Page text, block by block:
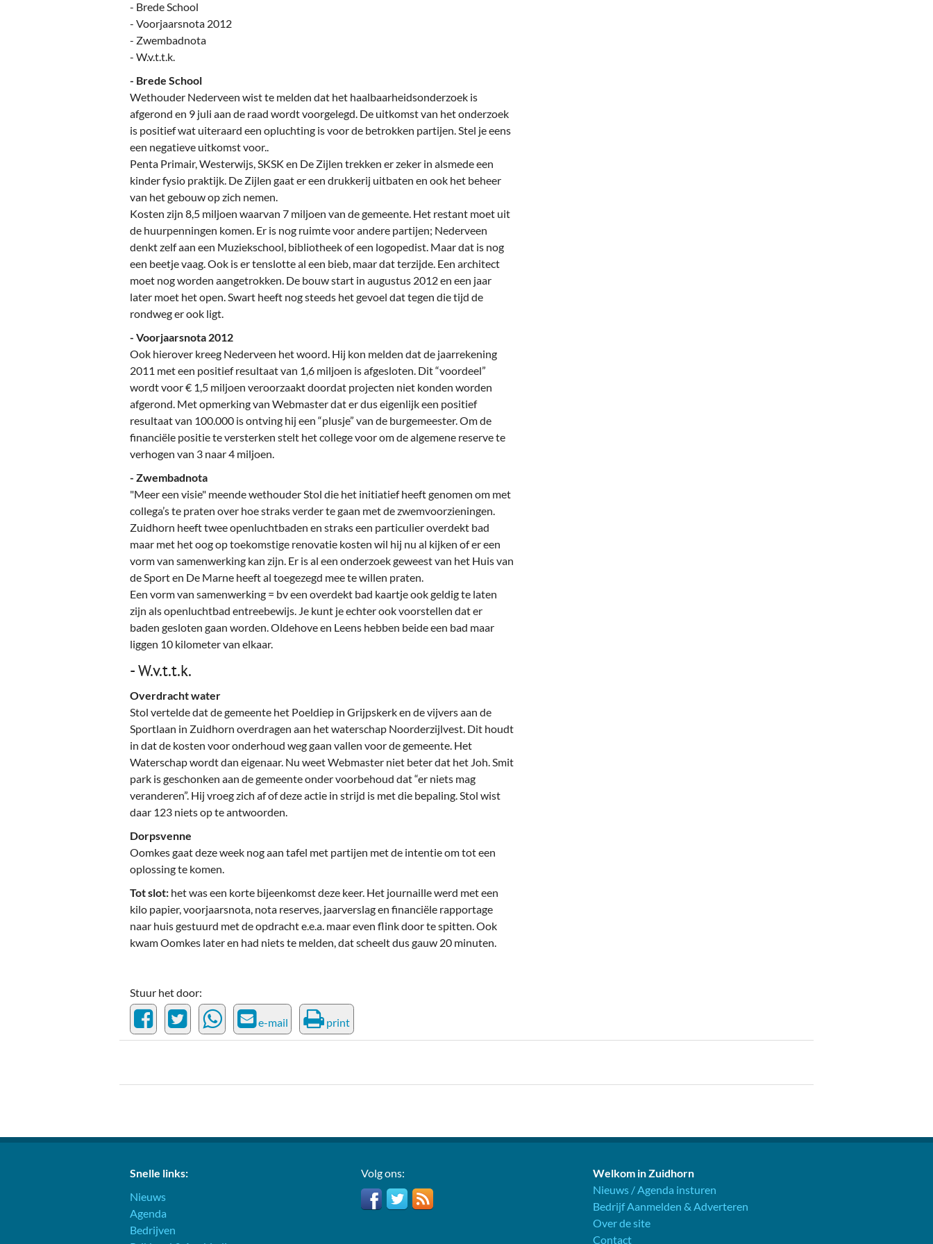
Diensten, Gemak & Zakelijk
(Ver) Bouw & Onderhoud
Bedrijventerreinen
Bedrijven in de Regio Zuidhorn
Bedrijven van Vroeger
- Brede School
- Voorjaarsnota 2012
- Zwembadnota
- W.v.t.t.k.
- Brede School
Wethouder Nederveen wist te melden dat het haalbaarheidsonderzoek is
afgerond en 9 juli aan de raad wordt voorgelegd. De uitkomst van het onderzoek
is positief wat uiteraard een opluchting is voor de betrokken partijen. Stel je eens
een negatieve uitkomst voor..
Penta Primair, Westerwijs, SKSK en De Zijlen trekken er zeker in alsmede een
kinder fysio praktijk. De Zijlen gaat er een drukkerij uitbaten en ook het beheer
van het gebouw op zich nemen.
Kosten zijn 8,5 miljoen waarvan 7 miljoen van de gemeente. Het restant moet uit
de huurpenningen komen. Er is nog ruimte voor andere partijen; Nederveen
denkt zelf aan een Muziekschool, bibliotheek of een logopedist. Maar dat is nog
een beetje vaag. Ook is er tenslotte al een bieb, maar dat terzijde. Een architect
moet nog worden aangetrokken. De bouw start in augustus 2012 en een jaar
later moet het open. Swart heeft nog steeds het gevoel dat tegen die tijd de
rondweg er ook ligt.
- Voorjaarsnota 2012
Ook hierover kreeg Nederveen het woord. Hij kon melden dat de jaarrekening
2011 met een positief resultaat van 1,6 miljoen is afgesloten. Dit “voordeel”
wordt voor € 1,5 miljoen veroorzaakt doordat projecten niet konden worden
afgerond. Met opmerking van Webmaster dat er dus eigenlijk een positief
resultaat van 100.000 is ontving hij een “plusje” van de burgemeester. Om de
financiële positie te versterken stelt het college voor om de algemene reserve te
verhogen van 3 naar 4 miljoen.
- Zwembadnota
"Meer een visie" meende wethouder Stol die het initiatief heeft genomen om met
collega’s te praten over hoe straks verder te gaan met de zwemvoorzieningen.
Zuidhorn heeft twee openluchtbaden en straks een particulier overdekt bad
maar met het oog op toekomstige renovatie kosten wil hij nu al kijken of er een
vorm van samenwerking kan zijn. Er is al een onderzoek geweest van het Huis van
de Sport en De Marne heeft al toegezegd mee te willen praten.
Een vorm van samenwerking = bv een overdekt bad kaartje ook geldig te laten
zijn als openluchtbad entreebewijs. Je kunt je echter ook voorstellen dat er
baden gesloten gaan worden. Oldehove en Leens hebben beide een bad maar
liggen 10 kilometer van elkaar.
- W.v.t.t.k.
Overdracht water
Stol vertelde dat de gemeente het Poeldiep in Grijpskerk en de vijvers aan de
Sportlaan in Zuidhorn overdragen aan het waterschap Noorderzijlvest. Dit houdt
in dat de kosten voor onderhoud weg gaan vallen voor de gemeente. Het
Waterschap wordt dan eigenaar. Nu weet Webmaster niet beter dat het Joh. Smit
park is geschonken aan de gemeente onder voorbehoud dat “er niets mag
veranderen”. Hij vroeg zich af of deze actie in strijd is met die bepaling. Stol wist
daar 123 niets op te antwoorden.
Dorpsvenne
Oomkes gaat deze week nog aan tafel met partijen met de intentie om tot een
oplossing te komen.
Tot slot: het was een korte bijeenkomst deze keer. Het journaille werd met een
kilo papier, voorjaarsnota, nota reserves, jaarverslag en financiële rapportage
naar huis gestuurd met de opdracht e.e.a. maar even flink door te spitten. Ook
kwam Oomkes later en had niets te melden, dat scheelt dus gauw 20 minuten.
Stuur het door:
e-mail print
Snelle links:
Nieuws
Agenda
Bedrijven
Volg ons:
Welkom in Zuidhorn
Nieuws / Agenda insturen
Bedrijf Aanmelden & Adverteren
Over de site
Contact